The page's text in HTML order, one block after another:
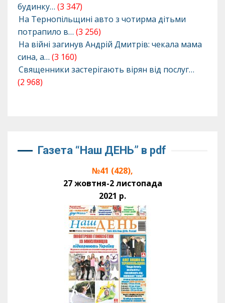
будинку… (3 347)
На Тернопільщині авто з чотирма дітьми
потрапило в… (3 256)
На війні загинув Андрій Дмитрів: чекала мама
сина, а… (3 160)
Священники застерігають вірян від послуг…
(2 968)
Газета “Наш ДЕНЬ” в pdf
№41 (428),
27 жовтня-2 листопада
2021 р.